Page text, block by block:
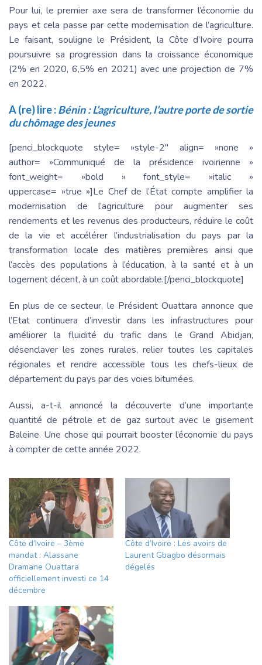
Pour lui, le premier axe sera de transformer l’économie du
pays et cela passe par cette modernisation de l’agriculture.
Le faisant, souligne le Président, la Côte d’Ivoire pourra
poursuivre sa progression dans la croissance économique
(2% en 2020, 6,5% en 2021) avec une projection de 7%
en 2022.
A (re) lire :Bénin : L’agriculture, l’autre porte de sortie
du chômage des jeunes
[penci_blockquote style= »style-2″ align= »none »
author= »Communiqué de la présidence ivoirienne »
font_weight= »bold » font_style= »italic »
uppercase= »true »]Le Chef de l’État compte amplifier la
modernisation de l’agriculture pour augmenter ses
rendements et les revenus des producteurs, réduire le coût
de la vie et accélérer l’industrialisation du pays par la
transformation locale des matières premières ainsi que
l’accès des populations à l’éducation, à la santé et à un
logement décent, à un coût abordable.[/penci_blockquote]
En plus de ce secteur, le Président Ouattara annonce que
l’Etat continuera d’investir dans les infrastructures pour
améliorer la fluidité du trafic dans le Grand Abidjan,
désenclaver les zones rurales, relier toutes les capitales
régionales et rendre accessible tous les chefs-lieux de
département du pays par des voies bitumées.
Aussi, a-t-il annoncé la découverte d’une importante
quantité de pétrole et de gaz surtout avec le gisement
Baleine. Une chose qui pourrait booster l’économie du pays
à compter de cette année 2022.
Côte d’Ivoire – 3ème
mandat : Alassane
Dramane Ouattara
officiellement investi ce 14
décembre
Côte d’Ivoire : Les avoirs de
Laurent Gbagbo désormais
dégelés